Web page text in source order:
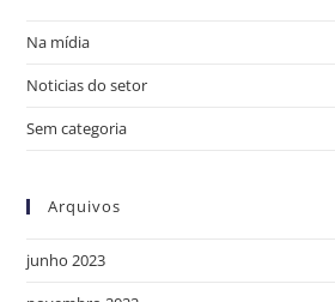
Na mídia
Noticias do setor
Sem categoria
Arquivos
junho 2023